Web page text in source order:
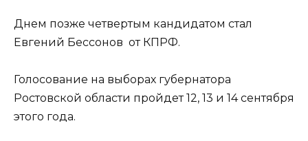
Днем позже четвертым кандидатом стал
Евгений Бессонов от КПРФ.
Голосование на выборах губернатора
Ростовской области пройдет 12, 13 и 14 сентября
этого года.